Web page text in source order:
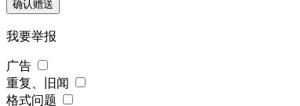
我要举报
广告
重复、旧闻
格式问题